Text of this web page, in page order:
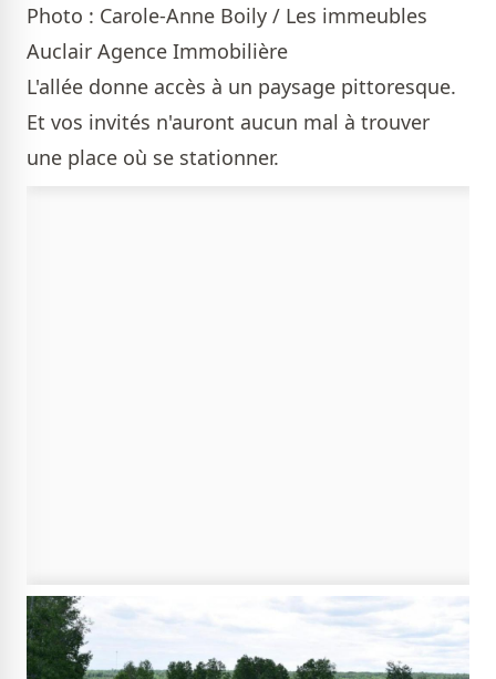
Photo : Carole-Anne Boily / Les immeubles
Auclair Agence Immobilière
L'allée donne accès à un paysage pittoresque.
Et vos invités n'auront aucun mal à trouver
une place où se stationner.